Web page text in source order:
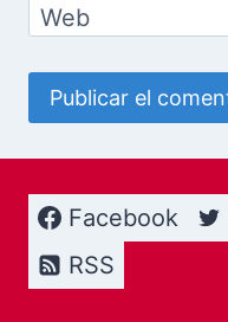
Web
Facebook
RSS